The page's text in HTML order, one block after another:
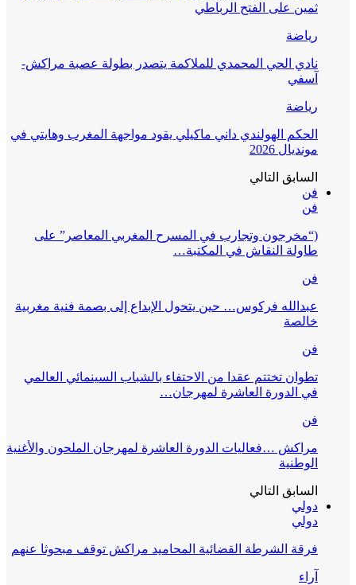
ثمين على الفتح الرباطي
رياضة
نادي الحي المحمدي للملاكمة يتصدر بطولة عصبة مراكش-
آسفي
رياضة
الحكم الهولندي داني ماكيلي يقود مواجهة المغرب وهايتي في
مونديال 2026
السابق التالي
فن
فن
(“مخرجون وتجارب في المسرح المغربي المعاصر” على
طاولة النقاش في المكتبة…
فن
عبدالله فركوس… حين يتحول الإبداع إلى بصمة فنية مغربية
خالصة
فن
تطوان تختتم عقدا من الاحتفاء بالشباب السينمائي العالمي
في الدورة العاشرة لمهرجان…
فن
مراكش …فعاليات الدورة العاشرة لمهرجان الملحون والأغنية
الوطنية
السابق التالي
دولي
دولي
فرقة الشرطة القضائية المحاميد مراكش توقف مبحوثا عنهم
آراء